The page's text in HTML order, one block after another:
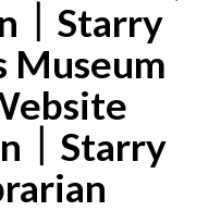
BY:
STARRY
EAGLE
OFFICE"
牌
室、
星
鷹
通
｜Starry
Museum
｜Starry